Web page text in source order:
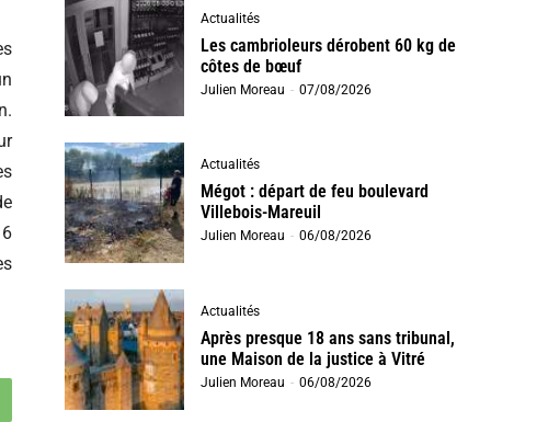
Actualités
Les cambrioleurs dérobent 60 kg de
côtes de bœuf
Julien Moreau - 07/08/2026
Actualités
Mégot : départ de feu boulevard
Villebois-Mareuil
Julien Moreau - 06/08/2026
Actualités
Après presque 18 ans sans tribunal,
une Maison de la justice à Vitré
Julien Moreau - 06/08/2026